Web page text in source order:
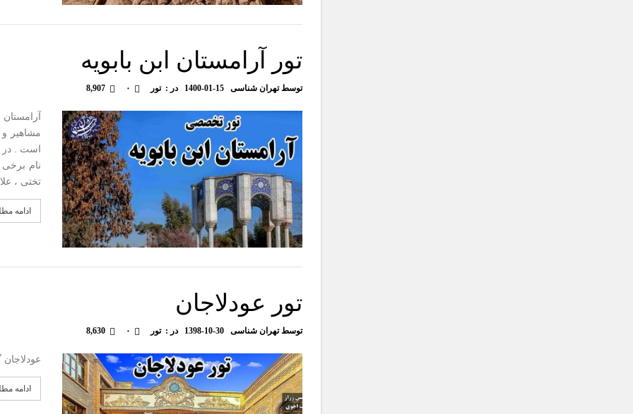
تور آرامستان ابن بابویه
توسطتهران شناسی 1400-01-15 در :تور ۰ 8,907
مشاهیر
نام
تختی ،
ادامه
تور عودلاجان
توسطتهران شناسی 1398-10-30 در :تور ۰ 8,630
ادامه